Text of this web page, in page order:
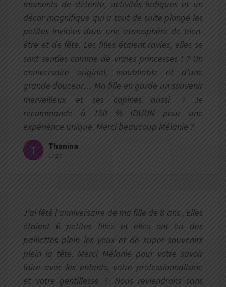
moments de détente, activités ludiques et un
décor magnifique qui a tout de suite plongé les
petites invitées dans une atmosphère de bien-
être et de fête. Les filles étaient ravies, elles se
sont senties comme de vraies princesses ! ? Un
anniversaire original, inoubliable et d’une
grande douceur… Ma fille en garde un souvenir
merveilleux et ses copines aussi. ? Je
recommande à 100 % IDUUN pour une
expérience unique. Merci beaucoup Mélanie ?
Thanina
Laga
J’ai fêté l’anniversaire de ma fille de 8 ans , Elles
étaient 6 petites filles et elles ont eu des
paillettes plein les yeux et de super souvenirs
plein la tête. Merci Mélanie pour votre savoir
faire avec les enfants, votre professionnalisme
et votre gentillesse ?. Nous reviendrons sans